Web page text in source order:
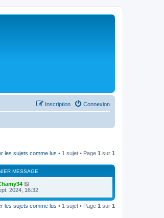
Connexion
Inscription
les sujets comme lus • 1 sujet • Page 1 sur 1
MESSAGE
2024, 16:32
les sujets comme lus • 1 sujet • Page 1 sur 1